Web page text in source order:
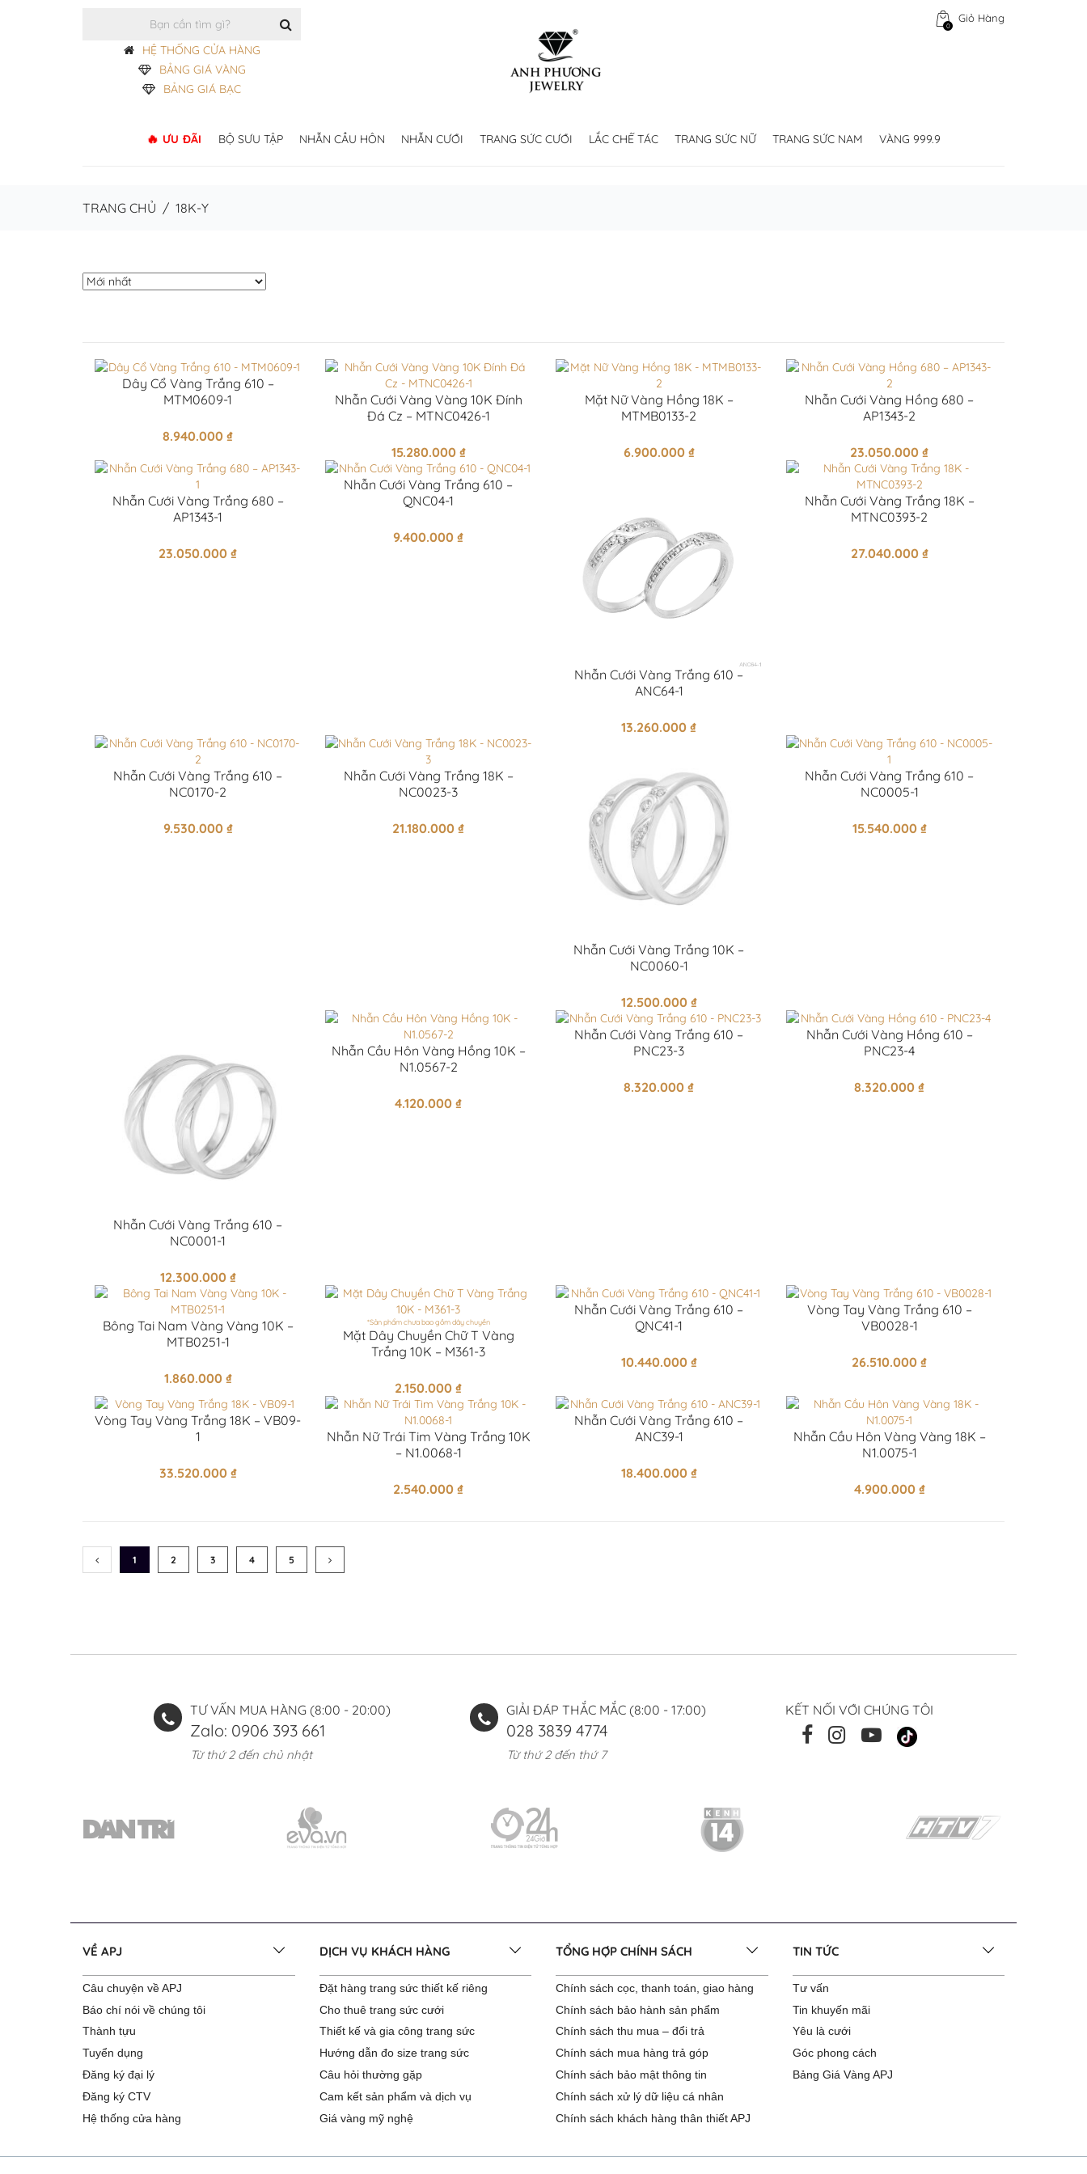
Giỏ Hàng
0
HỆ THỐNG CỬA HÀNG
BẢNG GIÁ VÀNG
BẢNG GIÁ BẠC
ƯU ĐÃI BỘ SƯU TẬP NHẪN CẦU HÔN NHẪN CƯỚI TRANG SỨC CƯỚI LẮC CHẾ TÁC TRANG SỨC NỮ TRANG SỨC NAM VÀNG 999.9
TRANG CHỦ / 18K-Y
Dây Cổ Vàng Trắng 610 –
MTM0609-1
8.940.000 ₫
Nhẫn Cưới Vàng Vàng 10K Đính
Đá Cz – MTNC0426-1
15.280.000 ₫
Mặt Nữ Vàng Hồng 18K –
MTMB0133-2
6.900.000 ₫
Nhẫn Cưới Vàng Hồng 680 –
AP1343-2
23.050.000 ₫
Nhẫn Cưới Vàng Trắng 680 –
AP1343-1
23.050.000 ₫
Nhẫn Cưới Vàng Trắng 610 –
QNC04-1
9.400.000 ₫
Nhẫn Cưới Vàng Trắng 610 –
ANC64-1
13.260.000 ₫
Nhẫn Cưới Vàng Trắng 18K –
MTNC0393-2
27.040.000 ₫
Nhẫn Cưới Vàng Trắng 610 –
NC0170-2
9.530.000 ₫
Nhẫn Cưới Vàng Trắng 18K –
NC0023-3
21.180.000 ₫
Nhẫn Cưới Vàng Trắng 10K –
NC0060-1
12.500.000 ₫
Nhẫn Cưới Vàng Trắng 610 –
NC0005-1
15.540.000 ₫
Nhẫn Cưới Vàng Trắng 610 –
NC0001-1
12.300.000 ₫
Nhẫn Cầu Hôn Vàng Hồng 10K –
N1.0567-2
4.120.000 ₫
Nhẫn Cưới Vàng Trắng 610 –
PNC23-3
8.320.000 ₫
Nhẫn Cưới Vàng Hồng 610 –
PNC23-4
8.320.000 ₫
Bông Tai Nam Vàng Vàng 10K –
MTB0251-1
1.860.000 ₫
*Sản phẩm chưa bao gồm dây chuyền
Mặt Dây Chuyền Chữ T Vàng
Trắng 10K – M361-3
2.150.000 ₫
Nhẫn Cưới Vàng Trắng 610 –
QNC41-1
10.440.000 ₫
Vòng Tay Vàng Trắng 610 –
VB0028-1
26.510.000 ₫
Vòng Tay Vàng Trắng 18K – VB09-
1
33.520.000 ₫
Nhẫn Nữ Trái Tim Vàng Trắng 10K
– N1.0068-1
2.540.000 ₫
Nhẫn Cưới Vàng Trắng 610 –
ANC39-1
18.400.000 ₫
Nhẫn Cầu Hôn Vàng Vàng 18K –
N1.0075-1
4.900.000 ₫
1 (CURRENT)
2 3 4 5
TƯ VẤN MUA HÀNG (8:00 - 20:00)
Zalo: 0906 393 661
Từ thứ 2 đến chủ nhật
GIẢI ĐÁP THẮC MẮC (8:00 - 17:00)
028 3839 4774
Từ thứ 2 đến thứ 7
KẾT NỐI VỚI CHÚNG TÔI
VỀ APJ
Câu chuyện về APJ
Báo chí nói về chúng tôi
Thành tựu
Tuyển dụng
Đăng ký đại lý
Đăng ký CTV
Hệ thống cửa hàng
DỊCH VỤ KHÁCH HÀNG
Đặt hàng trang sức thiết kế riêng
Cho thuê trang sức cưới
Thiết kế và gia công trang sức
Hướng dẫn đo size trang sức
Câu hỏi thường gặp
Cam kết sản phẩm và dịch vụ
Giá vàng mỹ nghệ
TỔNG HỢP CHÍNH SÁCH
Chính sách cọc, thanh toán, giao hàng
Chính sách bảo hành sản phẩm
Chính sách thu mua – đổi trả
Chính sách mua hàng trả góp
Chính sách bảo mật thông tin
Chính sách xử lý dữ liệu cá nhân
Chính sách khách hàng thân thiết APJ
TIN TỨC
Tư vấn
Tin khuyến mãi
Yêu là cưới
Góc phong cách
Bảng Giá Vàng APJ